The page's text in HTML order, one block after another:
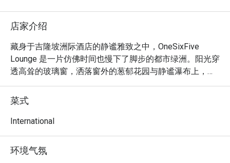
店家介绍
藏身于吉隆坡洲际酒店的静谧雅致之中，OneSixFive
Lounge 是一片仿佛时间也慢下了脚步的都市绿洲。阳光穿
透高耸的玻璃窗，洒落窗外的葱郁花园与静谧瀑布上，映
照出一片光影婆娑。空气中弥漫着瓷器轻轻碰撞的清脆声
响、人们低声交谈的温柔絮语，以及现泡香茗与精致糕点
的淡雅芬芳。这里，是为寻求精致休憩体验的品味之士所
打造的避风港，也是所有渴望在吉隆坡市中心品味高雅国
无论您是想前来享用一顿简便晚餐，或惬意地度过一个悠
菜式
International
环境气氛